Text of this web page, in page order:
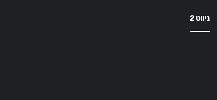
ניווט 2